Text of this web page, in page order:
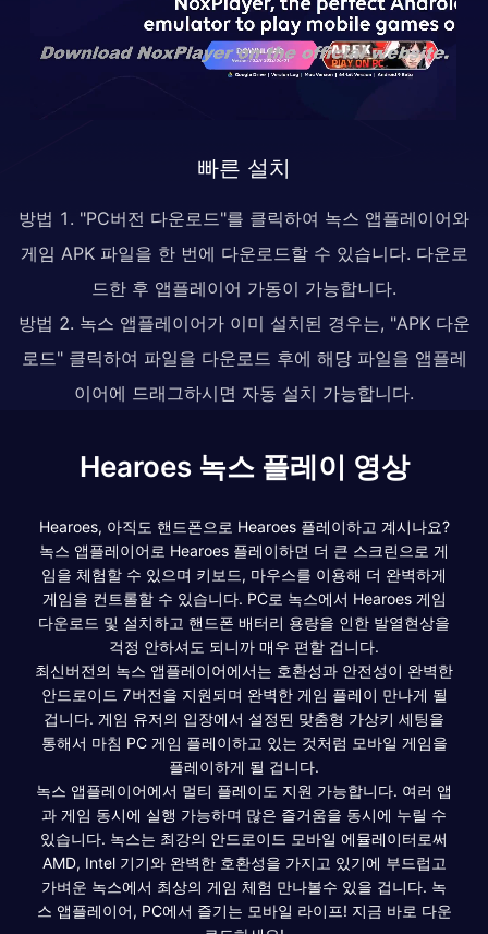
빠른 설치
방법 1. "PC버전 다운로드"를 클릭하여 녹스 앱플레이어와
게임 APK 파일을 한 번에 다운로드할 수 있습니다. 다운로
드한 후 앱플레이어 가동이 가능합니다.
방법 2. 녹스 앱플레이어가 이미 설치된 경우는, "APK 다운
로드" 클릭하여 파일을 다운로드 후에 해당 파일을 앱플레
이어에 드래그하시면 자동 설치 가능합니다.
Hearoes 녹스 플레이 영상
Hearoes, 아직도 핸드폰으로 Hearoes 플레이하고 계시나요?
녹스 앱플레이어로 Hearoes 플레이하면 더 큰 스크린으로 게
임을 체험할 수 있으며 키보드, 마우스를 이용해 더 완벽하게
게임을 컨트롤할 수 있습니다. PC로 녹스에서 Hearoes 게임
다운로드 및 설치하고 핸드폰 배터리 용량을 인한 발열현상을
걱정 안하셔도 되니까 매우 편할 겁니다.
최신버전의 녹스 앱플레이어에서는 호환성과 안전성이 완벽한
안드로이드 7버전을 지원되며 완벽한 게임 플레이 만나게 될
겁니다. 게임 유저의 입장에서 설정된 맞춤형 가상키 세팅을
통해서 마침 PC 게임 플레이하고 있는 것처럼 모바일 게임을
플레이하게 될 겁니다.
녹스 앱플레이어에서 멀티 플레이도 지원 가능합니다. 여러 앱
과 게임 동시에 실행 가능하며 많은 즐거움을 동시에 누릴 수
있습니다. 녹스는 최강의 안드로이드 모바일 에뮬레이터로써
AMD, Intel 기기와 완벽한 호환성을 가지고 있기에 부드럽고
가벼운 녹스에서 최상의 게임 체험 만나볼수 있을 겁니다. 녹
스 앱플레이어, PC에서 즐기는 모바일 라이프! 지금 바로 다운